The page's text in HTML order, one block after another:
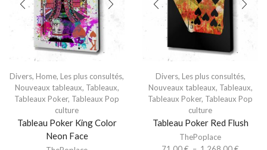
Divers, Home, Les plus consultés,
Nouveaux tableaux, Tableaux,
Tableaux Poker, Tableaux Pop
culture
Tableau Poker King Color
Neon Face
Divers, Les plus consultés,
Nouveaux tableaux, Tableaux,
Tableaux Poker, Tableaux Pop
culture
Tableau Poker Red Flush
ThePoplace